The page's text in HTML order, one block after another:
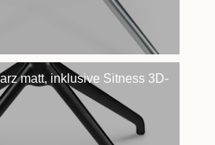
matt, inklusive Sitness 3D-